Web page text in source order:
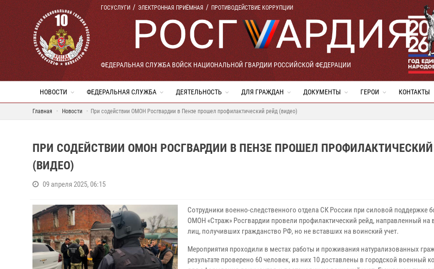
ГОСУСЛУГИ ЭЛЕКТРОННАЯ ПРИЁМНАЯ ПРОТИВОДЕЙСТВИЕ КОРРУПЦИИ
ФЕДЕРАЛЬНАЯ СЛУЖБА ВОЙСК НАЦИОНАЛЬНОЙ ГВАРДИИ РОССИЙСКОЙ ФЕДЕРАЦИИ
НОВОСТИ ФЕДЕРАЛЬНАЯ СЛУЖБА ДЕЯТЕЛЬНОСТЬ ДЛЯ ГРАЖДАН ДОКУМЕНТЫ ГЕРОИ КОНТАКТЫ
Главная Новости При содействии ОМОН Росгвардии в Пензе прошел профилактический рейд (видео)
ПРИ СОДЕЙСТВИИ ОМОН РОСГВАРДИИ В ПЕНЗЕ ПРОШЕЛ
(ВИДЕО)
09 апреля 2025, 06:15
Сотрудники военно-следственного отдела СК России при силовой поддержке
ОМОН «Страж» Росгвардии провели профилактический рейд, направленный на
лиц, получивших гражданство РФ, но не вставших на воинский учет.
Мероприятия проходили в местах работы и проживания натурализованных
результате проверено 60 человек, из них 10 доставлены в городской военный